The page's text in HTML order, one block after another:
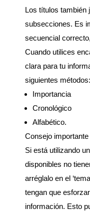
Los títulos también
subsecciones. Es
secuencial
Cuando utilices
clara para tu
siguientes métodos:
Importancia
Cronológico
Alfabético.
Consejo
Si está utilizando
disponibles no
arréglalo en el
tengan que
información. Esto